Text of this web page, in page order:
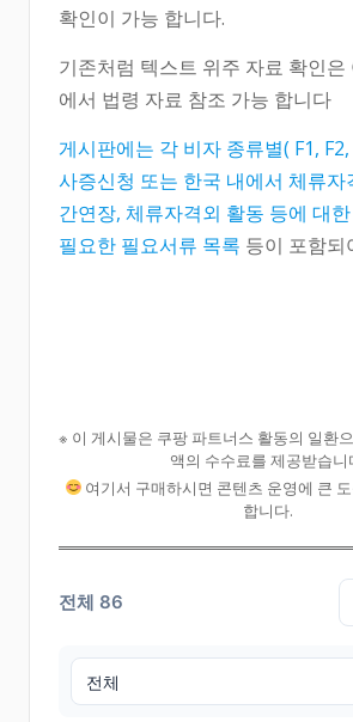
확인이 가능 합니다.
기존처럼 텍스트 위주 자료 확인
에서 법령 자료 참조 가능 합니다
게시판에는 각 비자 종류별( F1, F2,
사증신청 또는 한국 내에서 체류자
간연장, 체류자격외 활동 등에 대
필요한 필요서류 목록 등이 포함되
※ 이 게시물은 쿠팡 파트너스 활동의 일환
액의 수수료를 제공받습니
여기서 구매하시면 콘텐츠 운영에 큰
합니다.
전체 86